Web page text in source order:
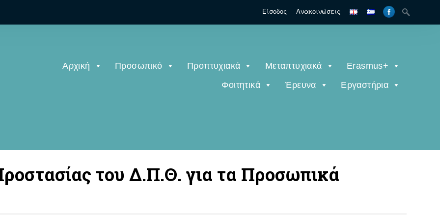
Είσοδος Ανακοινώσεις
Αρχική Προσωπικό Προπτυχιακά Μεταπτυχιακά
Erasmus+
Φοιτητικά
Έρευνα Εργαστήρια
του Δ.Π.Θ. για τα Προσωπικά